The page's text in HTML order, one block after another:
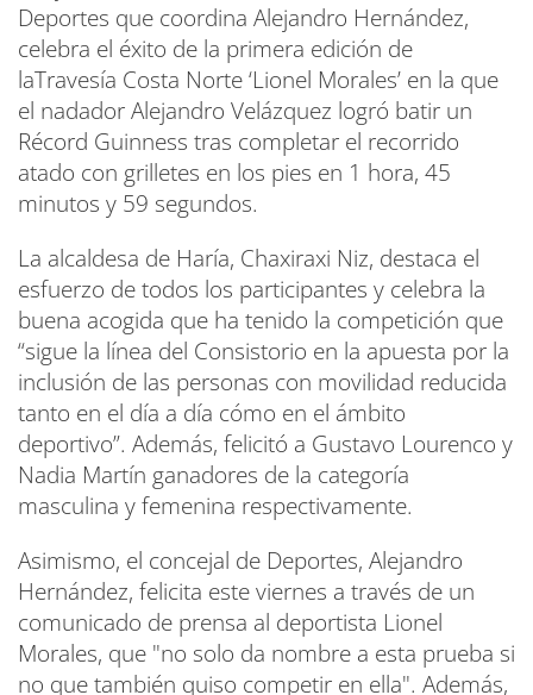
Deportes que coordina Alejandro Hernández,
celebra el éxito de la primera edición de
laTravesía Costa Norte ‘Lionel Morales’ en la que
el nadador Alejandro Velázquez logró batir un
Récord Guinness tras completar el recorrido
atado con grilletes en los pies en 1 hora, 45
minutos y 59 segundos.
La alcaldesa de Haría, Chaxiraxi Niz, destaca el
esfuerzo de todos los participantes y celebra la
buena acogida que ha tenido la competición que
“sigue la línea del Consistorio en la apuesta por la
inclusión de las personas con movilidad reducida
tanto en el día a día cómo en el ámbito
deportivo”. Además, felicitó a Gustavo Lourenco y
Nadia Martín ganadores de la categoría
masculina y femenina respectivamente.
Asimismo, el concejal de Deportes, Alejandro
Hernández, felicita este viernes a través de un
comunicado de prensa al deportista Lionel
Morales, que "no solo da nombre a esta prueba si
no que también quiso competir en ella". Además,